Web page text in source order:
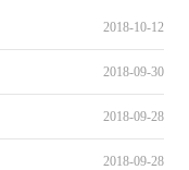
2018-10-12
2018-09-30
2018-09-28
2018-09-28